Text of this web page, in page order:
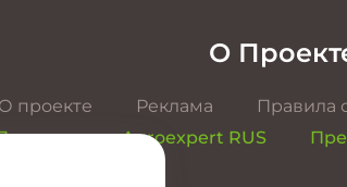
О
О проекте Реклама Правила
Agroexpert RUS